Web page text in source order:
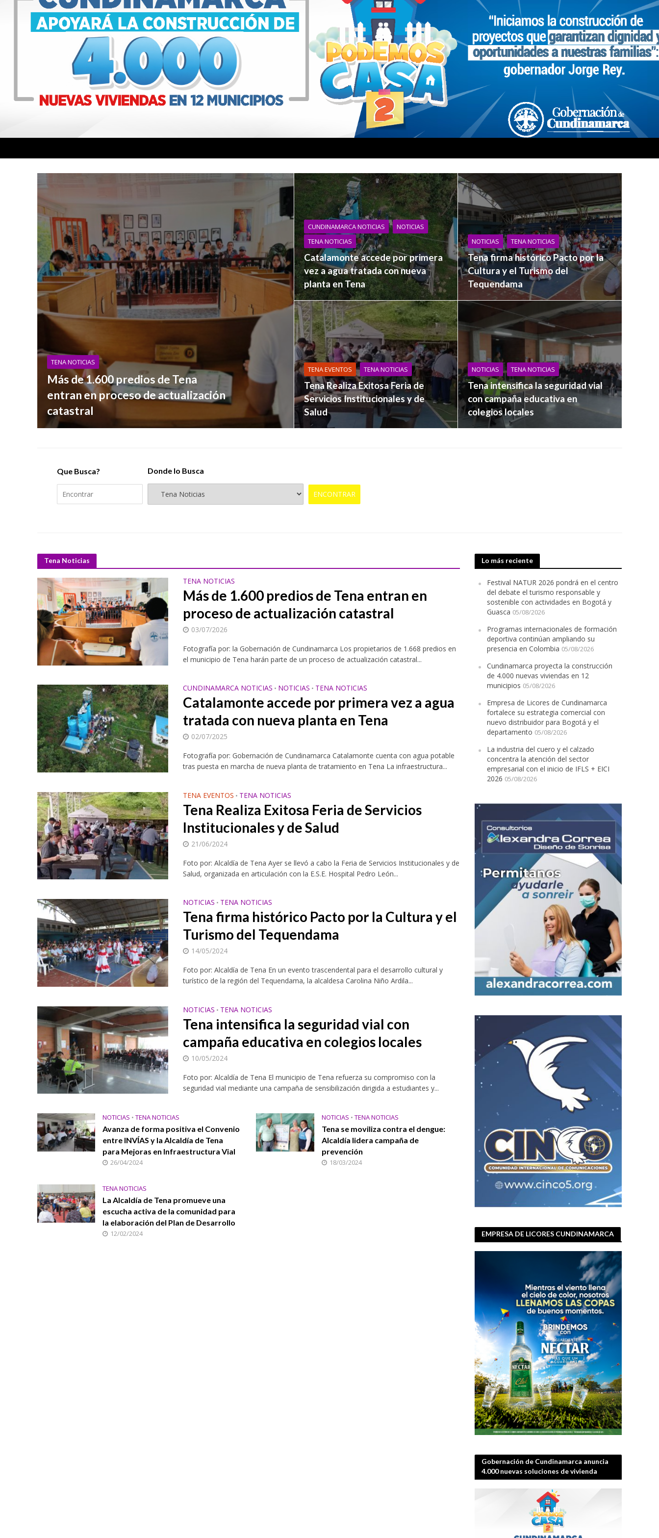
TENA NOTICIAS
Más de 1.600 predios de Tena
entran en proceso de actualización
catastral
CUNDINAMARCA NOTICIAS
NOTICIAS
TENA NOTICIAS
Catalamonte accede por primera
vez a agua tratada con nueva
planta en Tena
TENA EVENTOS TENA NOTICIAS
Tena Realiza Exitosa Feria de
Servicios Institucionales y de
Salud
NOTICIAS TENA NOTICIAS
Tena firma histórico Pacto por la
Cultura y el Turismo del
Tequendama
NOTICIAS TENA NOTICIAS
Tena intensifica la seguridad vial
con campaña educativa en
colegios locales
Que Busca? Donde lo Busca
Tena Noticias
TENA NOTICIAS
Más de 1.600 predios de Tena entran en
proceso de actualización catastral
03/07/2026
Fotografía por: la Gobernación de Cundinamarca Los propietarios de 1.668 predios en
el municipio de Tena harán parte de un proceso de actualización catastral...
CUNDINAMARCA NOTICIAS • NOTICIAS • TENA NOTICIAS
Catalamonte accede por primera vez a agua
tratada con nueva planta en Tena
02/07/2025
Fotografía por: Gobernación de Cundinamarca Catalamonte cuenta con agua potable
tras puesta en marcha de nueva planta de tratamiento en Tena La infraestructura...
TENA EVENTOS • TENA NOTICIAS
Tena Realiza Exitosa Feria de Servicios
Institucionales y de Salud
21/06/2024
Foto por: Alcaldía de Tena Ayer se llevó a cabo la Feria de Servicios Institucionales y de
Salud, organizada en articulación con la E.S.E. Hospital Pedro León...
NOTICIAS • TENA NOTICIAS
Tena firma histórico Pacto por la Cultura y el
Turismo del Tequendama
14/05/2024
Foto por: Alcaldía de Tena En un evento trascendental para el desarrollo cultural y
turístico de la región del Tequendama, la alcaldesa Carolina Niño Ardila...
NOTICIAS • TENA NOTICIAS
Tena intensifica la seguridad vial con
campaña educativa en colegios locales
10/05/2024
Foto por: Alcaldía de Tena El municipio de Tena refuerza su compromiso con la
seguridad vial mediante una campaña de sensibilización dirigida a estudiantes y...
NOTICIAS • TENA NOTICIAS
Avanza de forma positiva el Convenio
entre INVÍAS y la Alcaldía de Tena
para Mejoras en Infraestructura Vial
26/04/2024
NOTICIAS • TENA NOTICIAS
Tena se moviliza contra el dengue:
Alcaldía lidera campaña de
prevención
18/03/2024
TENA NOTICIAS
La Alcaldía de Tena promueve una
escucha activa de la comunidad para
la elaboración del Plan de Desarrollo
12/02/2024
Lo más reciente
Festival NATUR 2026 pondrá en el centro
del debate el turismo responsable y
sostenible con actividades en Bogotá y
Guasca 05/08/2026
Programas internacionales de formación
deportiva continúan ampliando su
presencia en Colombia 05/08/2026
Cundinamarca proyecta la construcción
de 4.000 nuevas viviendas en 12
municipios 05/08/2026
Empresa de Licores de Cundinamarca
fortalece su estrategia comercial con
nuevo distribuidor para Bogotá y el
departamento 05/08/2026
La industria del cuero y el calzado
concentra la atención del sector
empresarial con el inicio de IFLS + EICI
2026 05/08/2026
EMPRESA DE LICORES CUNDINAMARCA
Gobernación de Cundinamarca anuncia
4.000 nuevas soluciones de vivienda